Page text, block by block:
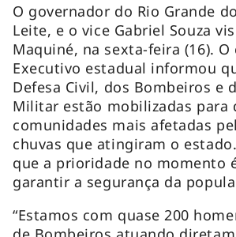
O governador do Rio Grande
Leite, e o vice Gabriel Souza
Maquiné, na sexta-feira (16). O
Executivo estadual informou
Defesa Civil, dos Bombeiros e
Militar estão mobilizadas para
comunidades mais afetadas
chuvas que atingiram o
que a prioridade no momento
garantir a segurança da
“Estamos com quase 200